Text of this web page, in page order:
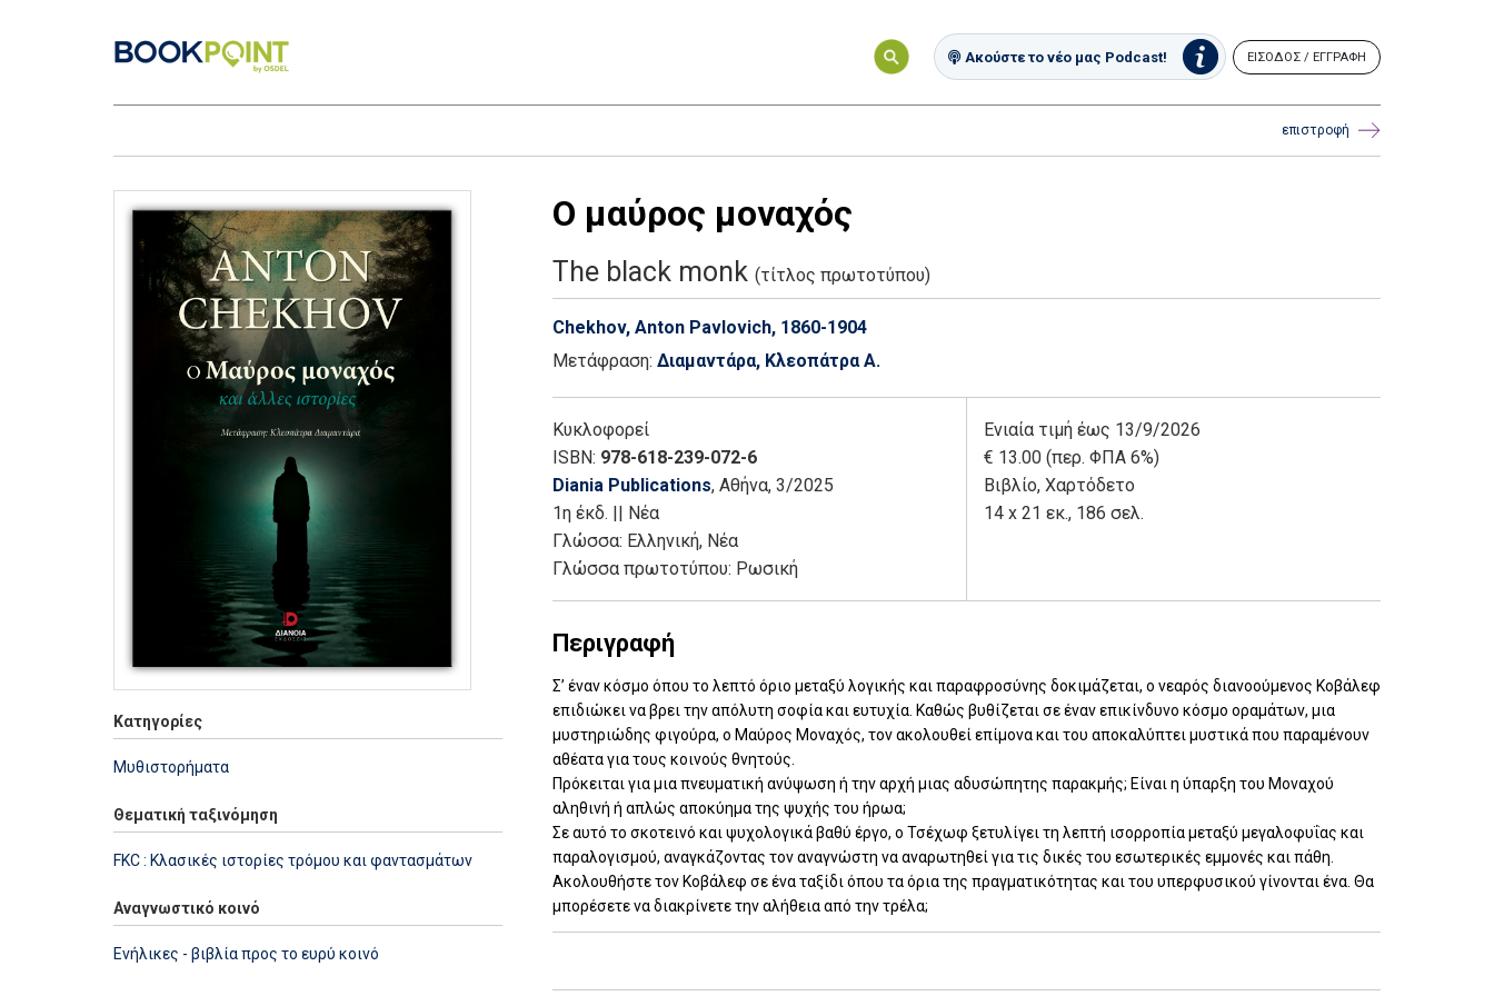
Ακούστε το νέο μας Podcast! ΕΙΣΟΔΟΣ / ΕΓΓΡΑΦΗ
επιστροφή
Κατηγορίες
Μυθιστορήματα
Θεματική ταξινόμηση
FKC : Κλασικές ιστορίες τρόμου και φαντασμάτων
Αναγνωστικό κοινό
Ενήλικες - βιβλία προς το ευρύ κοινό
Ο μαύρος μοναχός
The black monk (τίτλος πρωτοτύπου)
Chekhov, Anton Pavlovich, 1860-1904
Μετάφραση: Διαμαντάρα, Κλεοπάτρα Α.
Κυκλοφορεί
ISBN: 978-618-239-072-6
Diania Publications, Αθήνα, 3/2025
1η έκδ. || Νέα
Γλώσσα: Ελληνική, Νέα
Γλώσσα πρωτοτύπου: Ρωσική
Ενιαία τιμή έως 13/9/2026
€ 13.00 (περ. ΦΠΑ 6%)
Βιβλίο, Χαρτόδετο
14 x 21 εκ., 186 σελ.
Περιγραφή
Σ’ έναν κόσμο όπου το λεπτό όριο μεταξύ λογικής και παραφροσύνης δοκιμάζεται, ο νεαρός διανοούμενος Κοβάλεφ
επιδιώκει να βρει την απόλυτη σοφία και ευτυχία. Καθώς βυθίζεται σε έναν επικίνδυνο κόσμο οραμάτων, μια
μυστηριώδης φιγούρα, ο Μαύρος Μοναχός, τον ακολουθεί επίμονα και του αποκαλύπτει μυστικά που παραμένουν
αθέατα για τους κοινούς θνητούς.
Πρόκειται για μια πνευματική ανύψωση ή την αρχή μιας αδυσώπητης παρακμής; Είναι η ύπαρξη του Μοναχού
αληθινή ή απλώς αποκύημα της ψυχής του ήρωα;
Σε αυτό το σκοτεινό και ψυχολογικά βαθύ έργο, ο Τσέχωφ ξετυλίγει τη λεπτή ισορροπία μεταξύ μεγαλοφυΐας και
παραλογισμού, αναγκάζοντας τον αναγνώστη να αναρωτηθεί για τις δικές του εσωτερικές εμμονές και πάθη.
Ακολουθήστε τον Κοβάλεφ σε ένα ταξίδι όπου τα όρια της πραγματικότητας και του υπερφυσικού γίνονται ένα. Θα
μπορέσετε να διακρίνετε την αλήθεια από την τρέλα;